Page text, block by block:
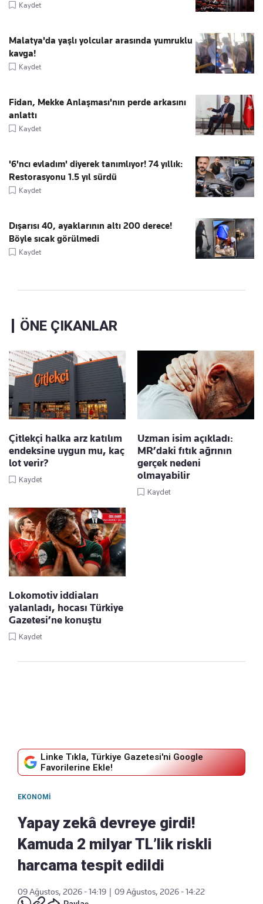
Kaydet
Malatya'da yaşlı yolcular arasında yumruklu
kavga!
Kaydet
Fidan, Mekke Anlaşması'nın perde arkasını
anlattı
Kaydet
'6'ncı evladım' diyerek tanımlıyor! 74 yıllık:
Restorasyonu 1.5 yıl sürdü
Kaydet
Dışarısı 40, ayaklarının altı 200 derece!
Böyle sıcak görülmedi
Kaydet
ÖNE ÇIKANLAR
Çitlekçi halka arz katılım
endeksine uygun mu, kaç
lot verir?
Kaydet
Uzman isim açıkladı:
MR’daki fıtık ağrının
gerçek nedeni
olmayabilir
Kaydet
Lokomotiv iddiaları
yalanladı, hocası Türkiye
Gazetesi’ne konuştu
Kaydet
Linke Tıkla, Türkiye Gazetesi'ni Google
Favorilerine Ekle!
EKONOMI
Yapay zekâ devreye girdi!
Kamuda 2 milyar TL’lik riskli
harcama tespit edildi
09 Ağustos, 2026 - 14:19
09 Ağustos, 2026 - 14:22